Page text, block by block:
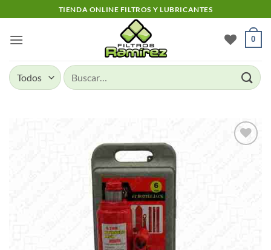
to
content
TIENDA ONLINE FILTROS Y LUBRICANTES
0
Buscar
por: